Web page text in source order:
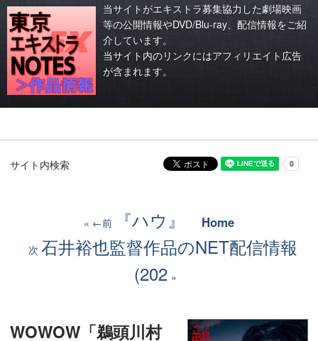
当サイトがエキストラ募集協力した劇場映画
等の公開情報やDVD/Blu-ray、配信情報をご紹
介しています。
当サイト内のリンクにはアフィリエイト広告
が含まれます。
サイト内検索
←前 『ハウ』 Home
次 石井裕也監督作品のNET配信情報
(202
WOWOW「鵜頭川村